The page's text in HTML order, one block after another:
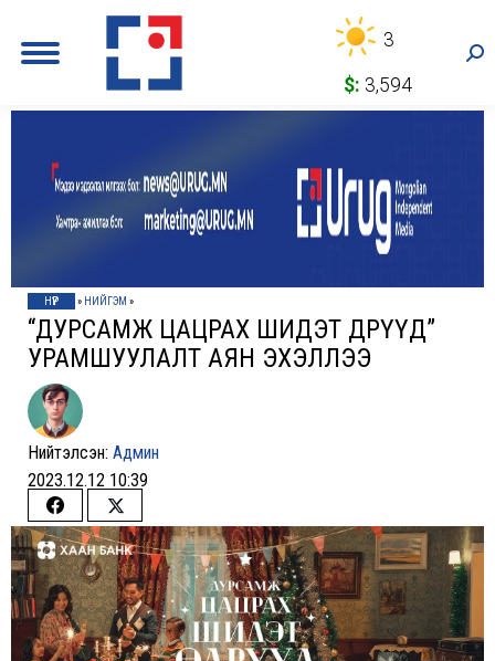
3
$: 3,594
НҮҮР » НИЙГЭМ »
“ДУРСАМЖ ЦАЦРАХ ШИДЭТ ӨДРҮҮД”
УРАМШУУЛАЛТ АЯН ЭХЭЛЛЭЭ
Нийтэлсэн: Админ
2023.12.12 10:39
Share
on
Facebook
Share
on
Twitter